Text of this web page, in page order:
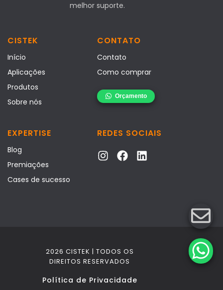
melhor suporte.
CISTEK
Início
Aplicações
Produtos
Sobre nós
CONTATO
Contato
Como comprar
EXPERTISE
Blog
Premiações
Cases de sucesso
REDES SOCIAIS
2026 CISTEK | TODOS OS
DIREITOS RESERVADOS
Política de Privacidade